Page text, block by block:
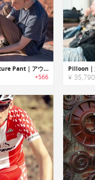
Trailhead Adventure Pant｜アウトドア愛好家に最適なコンパクトで軽量・耐久性に優れたステインプルーフパンツ「トレイルヘッドアドベンチャーパンツ」
+566 ¥ 35,790